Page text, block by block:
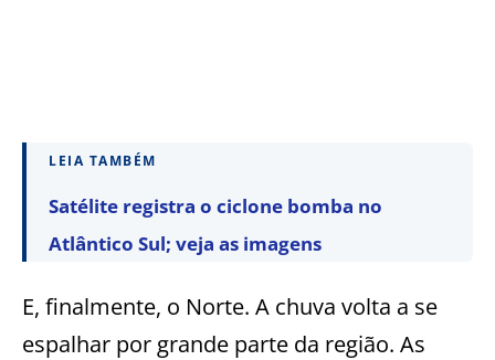
LEIA TAMBÉM
Satélite registra o ciclone bomba no
Atlântico Sul; veja as imagens
E, finalmente, o Norte. A chuva volta a se
espalhar por grande parte da região. As